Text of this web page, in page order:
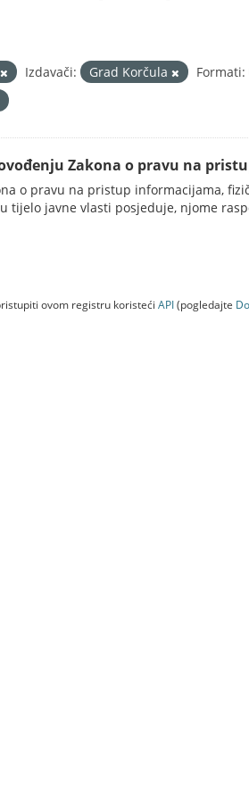
Izdavači: Grad Korčula Formati:
Zakona o pravu na
o pravu na pristup informacijama,
tijelo javne vlasti posjeduje, njome
ovom registru koristeći API(pogledajte